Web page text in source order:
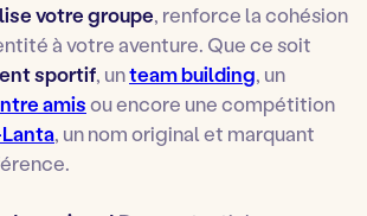
votre groupe, renforce la cohésion
à votre aventure. Que ce soit
sportif, unteam building, un
amisou encore une compétition
, un nom original et marquant